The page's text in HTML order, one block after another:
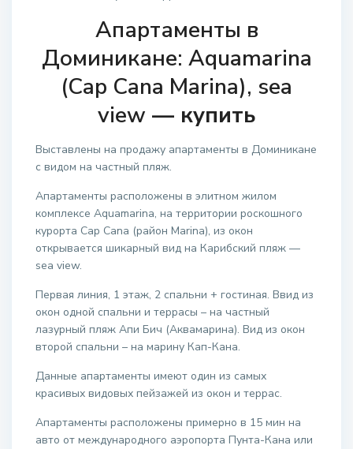
Апартаменты в
Доминикане: Aquamarina
(Cap Cana Marina), sea
view — купить
Выставлены на продажу апартаменты в Доминикане
с видом на частный пляж.
Апартаменты расположены в элитном жилом
комплексе Aquamarina, на территории роскошного
курорта Cap Cana (район Marina), из окон
открывается шикарный вид на Карибский пляж —
sea view.
Первая линия, 1 этаж, 2 спальни + гостиная. Ввид из
окон одной спальни и террасы – на частный
лазурный пляж Апи Бич (Аквамарина). Вид из окон
второй спальни – на марину Кап-Кана.
Данные апартаменты имеют один из самых
красивых видовых пейзажей из окон и террас.
Апартаменты расположены примерно в 15 мин на
авто от международного аэропорта Пунта-Кана или